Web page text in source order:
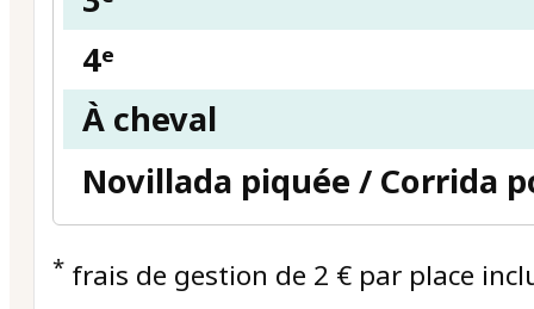
* frais de gestion de 2 € par place